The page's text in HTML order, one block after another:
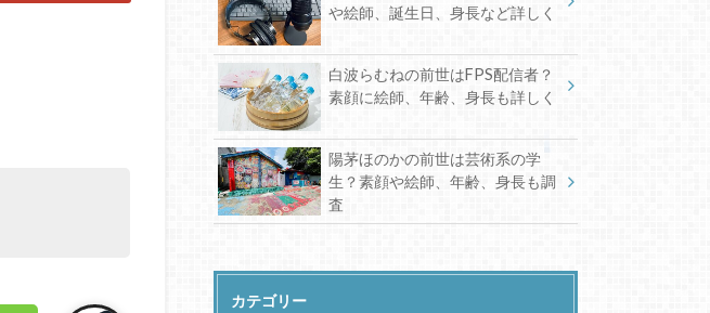
や絵師、誕生日、身長など詳しく
白波らむねの前世はFPS配信者？
素顔に絵師、年齢、身長も詳しく
陽茅ほのかの前世は芸術系の学
生？素顔や絵師、年齢、身長も調
査
カテゴリー